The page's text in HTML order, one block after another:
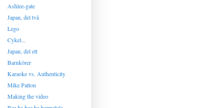
Ashlee-gate
Japan, del två
Lego
Cykel...
Japan, del ett
Barnkörer
Karaoke vs. Authenticity
Mike Patton
Making the video